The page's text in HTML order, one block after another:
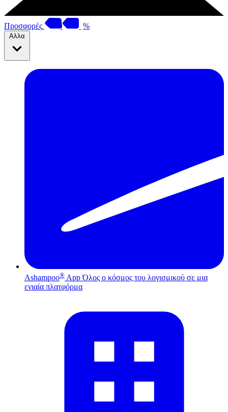
Προσφορές %
Αλλα
Ashampoo® App Όλος ο κόσμος του λογισμικού σε μια
ενιαία πλατφόρμα